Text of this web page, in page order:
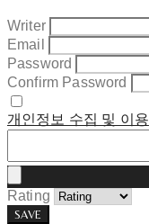
Writer
Email
Password
Confirm Password
개인정보 수집 및 이용
Rating
SAVE